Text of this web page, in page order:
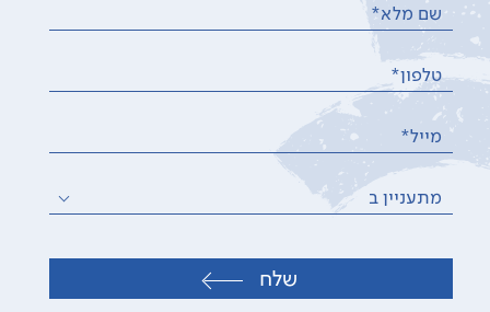
שם מלא*
טלפון*
מייל*
מתעניין ב
שלח